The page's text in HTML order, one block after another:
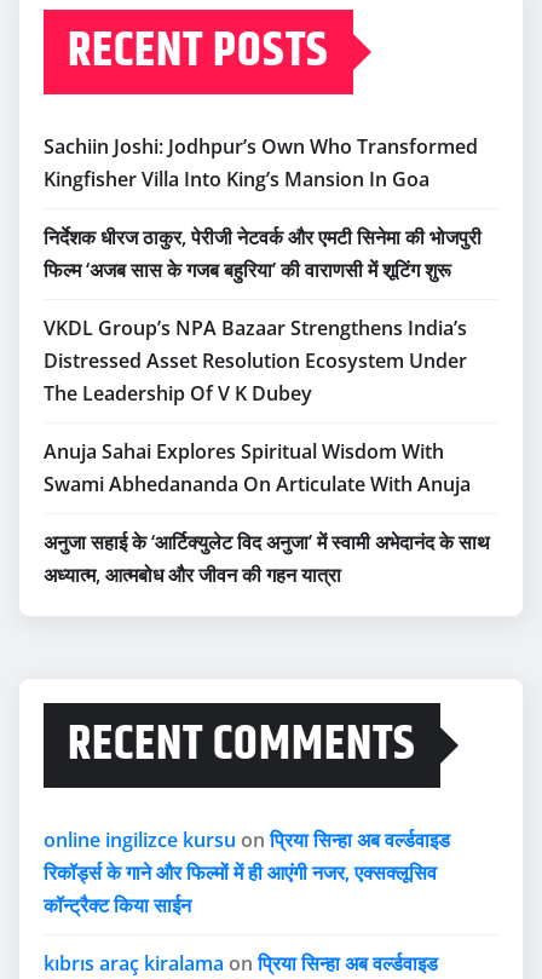
RECENT POSTS
Sachiin Joshi: Jodhpur’s Own Who Transformed
Kingfisher Villa Into King’s Mansion In Goa
निर्देशक धीरज ठाकुर, पेरीजी नेटवर्क और एमटी सिनेमा की भोजपुरी
फिल्म ‘अजब सास के गजब बहुरिया’ की वाराणसी में शूटिंग शुरू
VKDL Group’s NPA Bazaar Strengthens India’s
Distressed Asset Resolution Ecosystem Under
The Leadership Of V K Dubey
Anuja Sahai Explores Spiritual Wisdom With
Swami Abhedananda On Articulate With Anuja
अनुजा सहाई के ‘आर्टिक्युलेट विद अनुजा’ में स्वामी अभेदानंद के साथ
अध्यात्म, आत्मबोध और जीवन की गहन यात्रा
RECENT COMMENTS
online ingilizce kursu onप्रिया सिन्हा अब वर्ल्डवाइड
रिकॉर्ड्स के गाने और फिल्मों में ही आएंगी नजर, एक्सक्लूसिव
कॉन्ट्रैक्ट किया साईन
kıbrıs araç kiralama onप्रिया सिन्हा अब वर्ल्डवाइड